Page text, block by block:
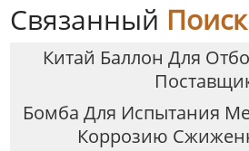
Связанный Поиск
Китай Баллон Для
Бомба Для Испытания
Коррозию